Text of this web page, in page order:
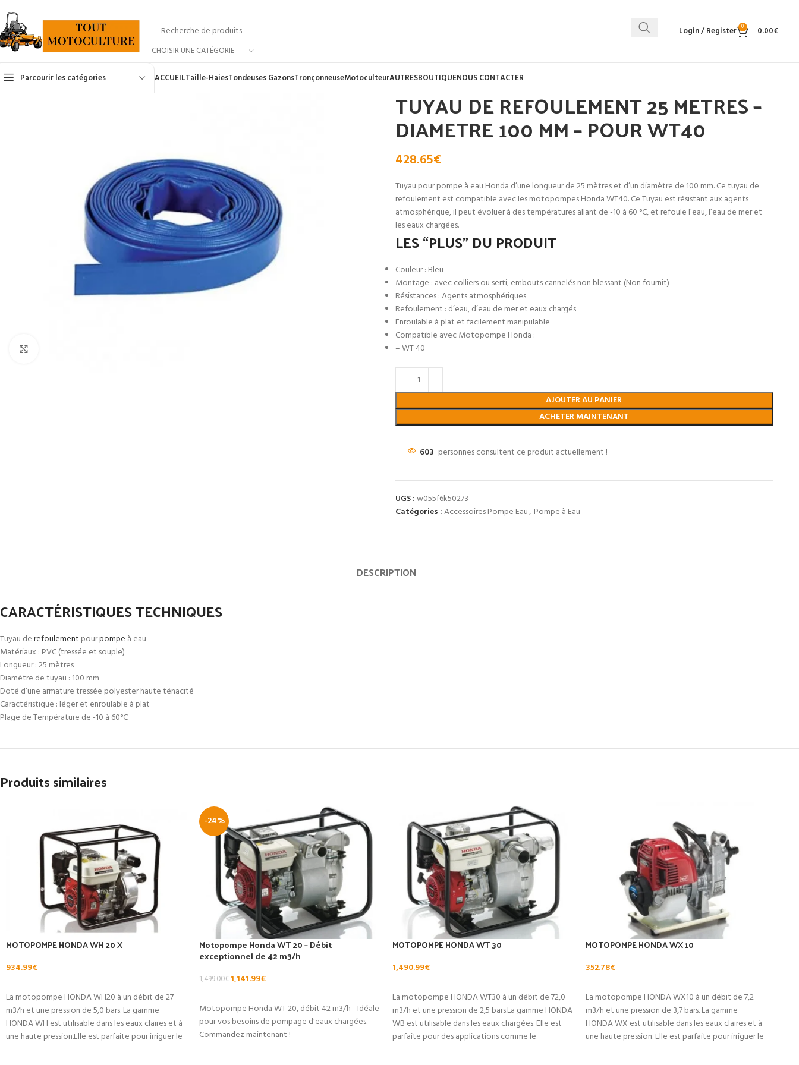
CHOISIR UNE CATÉGORIE
Login / Register 0 0.00€
Parcourir les catégories ACCUEILTaille-HaiesTondeuses GazonsTronçonneuseMotoculteurAUTRESBOUTIQUENOUS CONTACTER
TUYAU DE REFOULEMENT 25 METRES –
DIAMETRE 100 MM – POUR WT40
428.65€
Tuyau pour pompe à eau Honda d’une longueur de 25 mètres et d’un diamètre de 100 mm. Ce tuyau de
refoulement est compatible avec les motopompes Honda WT40. Ce Tuyau est résistant aux agents
atmosphérique, il peut évoluer à des températures allant de -10 à 60 °C, et refoule l’eau, l’eau de mer et
les eaux chargées.
LES “PLUS” DU PRODUIT
Couleur : Bleu
Montage : avec colliers ou serti, embouts cannelés non blessant (Non fournit)
Résistances : Agents atmosphériques
Refoulement : d’eau, d’eau de mer et eaux chargés
Enroulable à plat et facilement manipulable
Compatible avec Motopompe Honda :
– WT 40
AJOUTER AU PANIER
ACHETER MAINTENANT
603 personnes consultent ce produit actuellement !
UGS :w055f6k50273
Catégories :Accessoires Pompe Eau, Pompe à Eau
DESCRIPTION
CARACTÉRISTIQUES TECHNIQUES
Tuyau derefoulement pourpompe à eau
Matériaux : PVC (tressée et souple)
Longueur : 25 mètres
Diamètre de tuyau : 100 mm
Doté d’une armature tressée polyester haute ténacité
Caractéristique : léger et enroulable à plat
Plage de Température de -10 à 60°C
Produits similaires
MOTOPOMPE HONDA WH 20 X
934.99€
La motopompe HONDA WH20 à un débit de 27
m3/h et une pression de 5,0 bars. La gamme
HONDA WH est utilisable dans les eaux claires et à
une haute pression.Elle est parfaite pour irriguer le
-24%
Motopompe Honda WT 20 – Débit
exceptionnel de 42 m3/h
1,499.00€ 1,141.99€
Motopompe Honda WT 20, débit 42 m3/h - Idéale
pour vos besoins de pompage d'eaux chargées.
Commandez maintenant !
MOTOPOMPE HONDA WT 30
1,490.99€
La motopompe HONDA WT30 à un débit de 72,0
m3/h et une pression de 2,5 bars.La gamme HONDA
WB est utilisable dans les eaux chargées. Elle est
parfaite pour des applications comme le
MOTOPOMPE HONDA WX 10
352.78€
La motopompe HONDA WX10 à un débit de 7,2
m3/h et une pression de 3,7 bars. La gamme
HONDA WX est utilisable dans les eaux claires et à
une haute pression. Elle est parfaite pour irriguer le